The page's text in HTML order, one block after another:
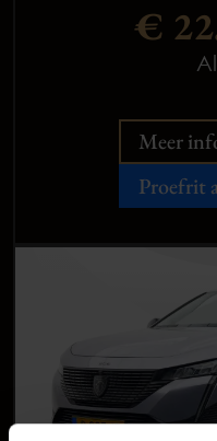
€
Meer
Proefrit
Occasions